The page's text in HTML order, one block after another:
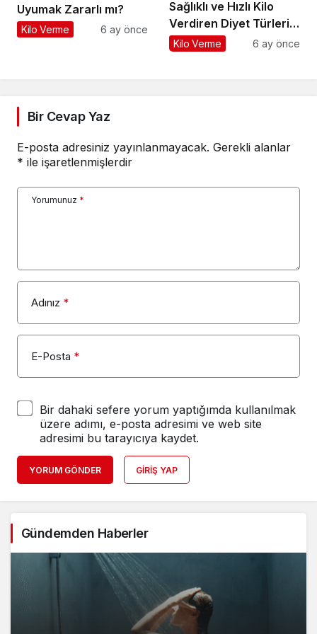
Uyumak Zararlı mı?
Kilo Verme 6 ay önce
Sağlıklı ve Hızlı Kilo
Verdiren Diyet Türleri
Nelerdir?
Kilo Verme 6 ay önce
Bir Cevap Yaz
E-posta adresiniz yayınlanmayacak. Gerekli alanlar
* ile işaretlenmişlerdir
Yorumunuz *
Adınız *
E-Posta *
Bir dahaki sefere yorum yaptığımda kullanılmak
üzere adımı, e-posta adresimi ve web site
adresimi bu tarayıcıya kaydet.
YORUM GÖNDER GIRIŞ YAP
Gündemden Haberler